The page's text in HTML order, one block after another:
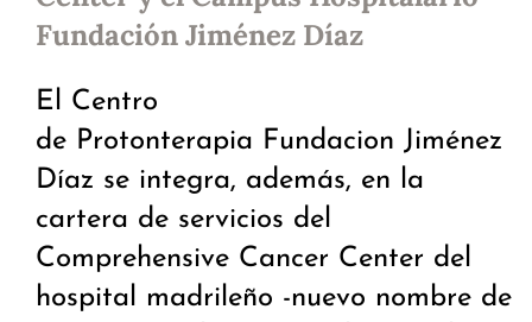
Fundación Jiménez Díaz
El Centro
de Protonterapia Fundacion Jiménez
Díaz se integra, además, en la
cartera de servicios del
Comprehensive Cancer Center del
hospital madrileño -nuevo nombre de